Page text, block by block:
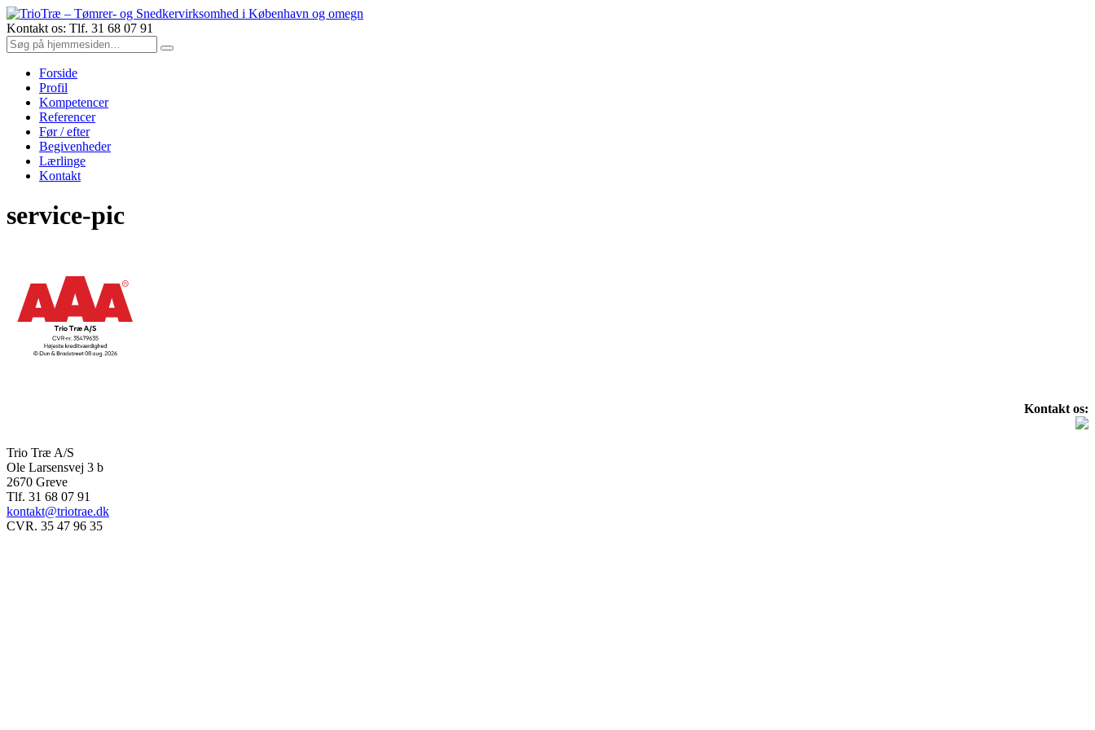
Kontakt os: Tlf. 31 68 07 91
Forside
Profil
Kompetencer
Referencer
Før / efter
Begivenheder
Lærlinge
Kontakt
service-pic
Kontakt os:
Trio Træ A/S
Ole Larsensvej 3 b
2670 Greve
Tlf. 31 68 07 91
kontakt@triotrae.dk
CVR. 35 47 96 35